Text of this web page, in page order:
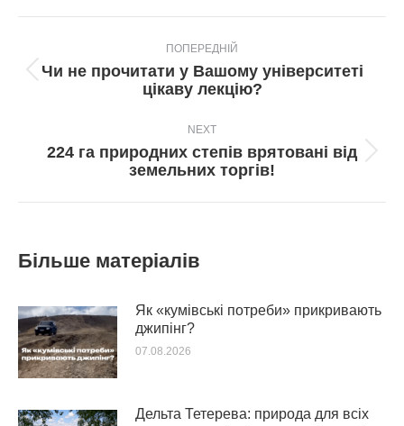
navigation
ПОПЕРЕДНІЙ
Попередній
пост:
Чи не прочитати у Вашому університеті
цікаву лекцію?
NEXT
Next
post:
224 га природних степів врятовані від
земельних торгів!
Більше матеріалів
Як «кумівські потреби» прикривають
джипінг?
07.08.2026
Дельта Тетерева: природа для всіх